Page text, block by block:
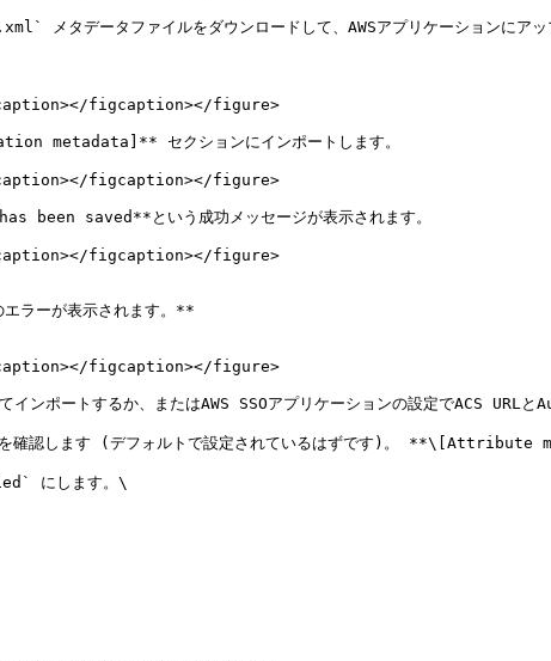
タデータファイルをダウンロードして、AWSアプリケーションにアッ
figcaption></figure>
metadata]** セクションにインポートします。
figcaption></figure>
saved**という成功メッセージが表示されます。
figcaption></figure>
ラーが表示されます。**
figcaption></figure>
ンポートするか、またはAWS SSOアプリケーションの設定でACS URLと
とを確認します (デフォルトで設定されているはずです)。
にします。\